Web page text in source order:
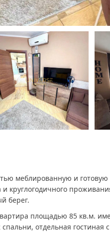
меблированную и готовую
круглогодичного
берег.
площадью 85 кв.м.
отдельная гостиная